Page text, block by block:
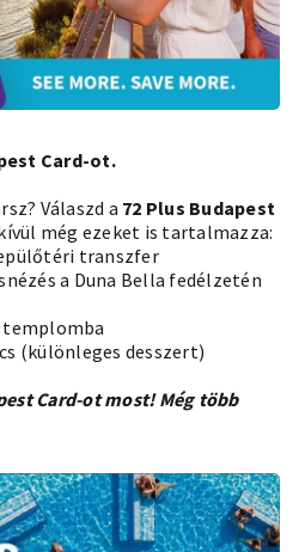
Card-ot.
Válaszd a 72 Plus Budapest
még ezeket is tartalmazza:
transzfer
a Duna Bella fedélzetén
templomba
(különleges desszert)
Card-ot most!Még több